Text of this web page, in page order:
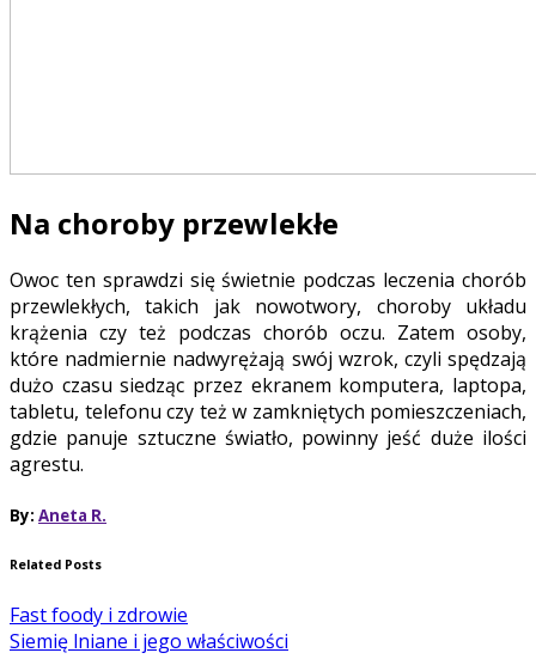
Na choroby przewlekłe
Owoc ten sprawdzi się świetnie podczas leczenia chorób
przewlekłych, takich jak nowotwory, choroby układu
krążenia czy też podczas chorób oczu. Zatem osoby,
które nadmiernie nadwyrężają swój wzrok, czyli spędzają
dużo czasu siedząc przez ekranem komputera, laptopa,
tabletu, telefonu czy też w zamkniętych pomieszczeniach,
gdzie panuje sztuczne światło, powinny jeść duże ilości
agrestu.
By: Aneta R.
Related Posts
Fast foody i zdrowie
Siemię lniane i jego właściwości